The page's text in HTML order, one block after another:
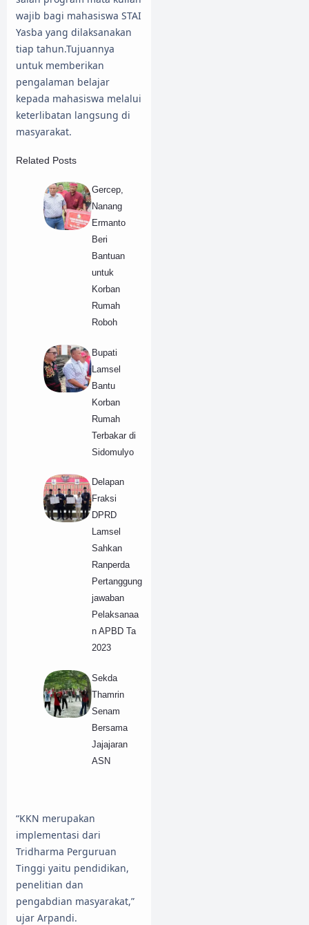
wajib bagi mahasiswa STAI
Yasba yang dilaksanakan
tiap tahun.Tujuannya
untuk memberikan
pengalaman belajar
kepada mahasiswa melalui
keterlibatan langsung di
masyarakat.
Related Posts
Gercep,
Nanang
Ermanto
Beri
Bantuan
untuk
Korban
Rumah
Roboh
Bupati
Lamsel
Bantu
Korban
Rumah
Terbakar di
Sidomulyo
Delapan
Fraksi
DPRD
Lamsel
Sahkan
Ranperda
Pertanggung
jawaban
Pelaksanaa
n APBD Ta
2023
Sekda
Thamrin
Senam
Bersama
Jajajaran
ASN
“KKN merupakan
implementasi dari
Tridharma Perguruan
Tinggi yaitu pendidikan,
penelitian dan
pengabdian masyarakat,”
ujar Arpandi.